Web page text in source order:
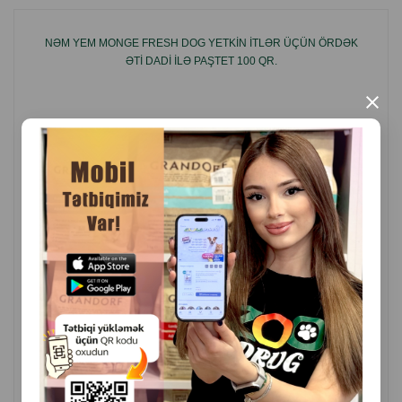
×
NƏM YEM MONGE FRESH DOG YETKIN ITLƏR ÜÇÜN ÖRDƏK
ƏTI DADI ILƏ PAŞTET 100 QR.
( Rəylər)
Çəki Qiymət
Almaq
1 ədəd
2.30